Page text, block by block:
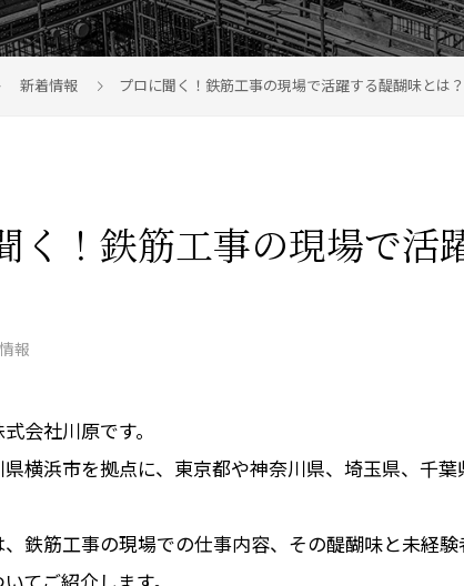
新着情報 プロに聞く！鉄筋工事の現場で活躍する醍醐味とは？
く！鉄筋工事の現場で活
報
会社川原です。
横浜市を拠点に、東京都や神奈川県、埼玉県、千
鉄筋工事の現場での仕事内容、その醍醐味と未経